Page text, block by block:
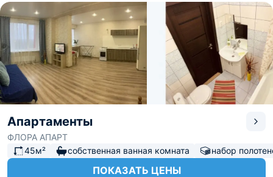
Апартаменты
ФЛОРА АПАРТ
45м²
собственная ванная комната набор
ПОКАЗАТЬ ЦЕНЫ